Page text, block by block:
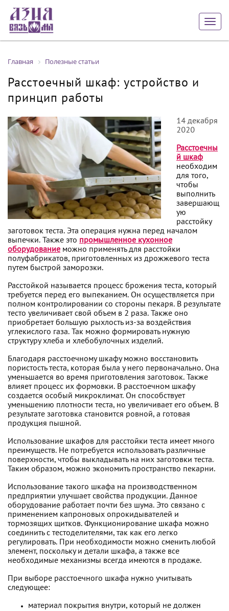
Главная Полезные статьи
Расстоечный шкаф: устройство и
принцип работы
14 декабря
2020
Расстоечны
й шкаф
необходим
для того,
чтобы
выполнить
завершающ
ую
расстойку
заготовок теста. Эта операция нужна перед началом
выпечки. Также это промышленное кухонное
оборудование можно применять для расстойки
полуфабрикатов, приготовленных из дрожжевого теста
путем быстрой заморозки.
Расстойкой называется процесс брожения теста, который
требуется перед его выпеканием. Он осуществляется при
полном контролировании со стороны пекаря. В результате
тесто увеличивает свой объем в 2 раза. Также оно
приобретает большую рыхлость из-за воздействия
углекислого газа. Так можно формировать нужную
структуру хлеба и хлебобулочных изделий.
Благодаря расстоечному шкафу можно восстановить
пористость теста, которая была у него первоначально. Она
уменьшается во время приготовления заготовок. Также
влияет процесс их формовки. В расстоечном шкафу
создается особый микроклимат. Он способствует
уменьшению плотности теста, но увеличивает его объем. В
результате заготовка становится ровной, а готовая
продукция пышной.
Использование шкафов для расстойки теста имеет много
преимуществ. Не потребуется использовать различные
поверхности, чтобы выкладывать на них заготовки теста.
Таким образом, можно экономить пространство пекарни.
Использование такого шкафа на производственном
предприятии улучшает свойства продукции. Данное
оборудование работает почти без шума. Это связано с
применением капроновых опрокидывателей и
тормозящих щитков. Функционирование шкафа можно
соединить с тестоделителями, так как его легко
регулировать. При необходимости можно сменить любой
элемент, поскольку и детали шкафа, а также все
необходимые механизмы всегда имеются в продаже.
При выборе расстоечного шкафа нужно учитывать
следующее:
материал покрытия внутри, который не должен